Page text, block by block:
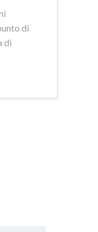
di
di